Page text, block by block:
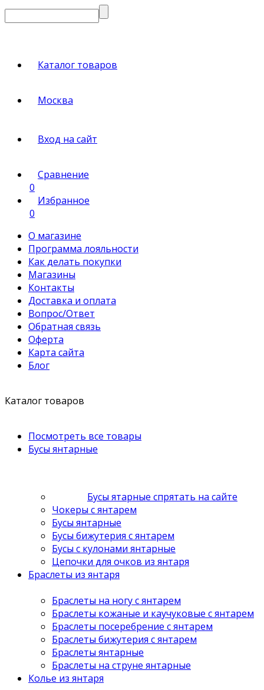
Каталог товаров
Москва
Вход на сайт
Сравнение
0
Избранное
0
О магазине
Программа лояльности
Как делать покупки
Магазины
Контакты
Доставка и оплата
Вопрос/Ответ
Обратная связь
Оферта
Карта сайта
Блог
Каталог товаров
Посмотреть все товары
Бусы янтарные
Бусы ятарные спрятать на сайте
Чокеры с янтарем
Бусы янтарные
Бусы бижутерия с янтарем
Бусы с кулонами янтарные
Цепочки для очков из янтаря
Браслеты из янтаря
Браслеты на ногу с янтарем
Браслеты кожаные и каучуковые с янтарем
Браслеты посеребрение с янтарем
Браслеты бижутерия с янтарем
Браслеты янтарные
Браслеты на струне янтарные
Колье из янтаря